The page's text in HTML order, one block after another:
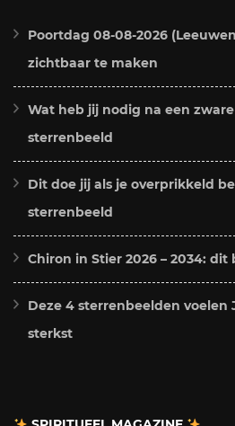
Poortdag 08-08-2026
zichtbaar te maken
Wat heb jij nodig na een
sterrenbeeld
Dit doe jij als je overprikkeld
sterrenbeeld
Chiron in Stier 2026 – 2034:
Deze 4 sterrenbeelden
sterkst